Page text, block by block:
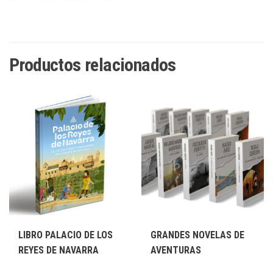
Productos relacionados
LIBRO PALACIO DE LOS
REYES DE NAVARRA
GRANDES NOVELAS DE
AVENTURAS